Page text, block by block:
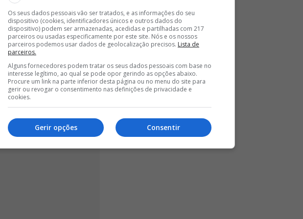
do jogador, Diogo Silva, o Clube da Luz
na ordem dos 12 milhões de euros fixos,
oferta que acabou por ser recusada.
Os seus dados pessoais vão ser tratados, e as informações do seu
dispositivo (cookies, identificadores únicos e outros dados do
dispositivo) podem ser armazenadas, acedidas e partilhadas com 217
parceiros ou usadas especificamente por este site. Nós e os nossos
parceiros podemos usar dados de geolocalização precisos. Lista de
parceiros.
Alguns fornecedores podem tratar os seus dados pessoais com base no
interesse legítimo, ao qual se pode opor gerindo as opções abaixo.
Procure um link na parte inferior desta página ou no menu do site para
gerir ou revogar o consentimento nas definições de privacidade e
cookies.
Consentir
Gerir opções